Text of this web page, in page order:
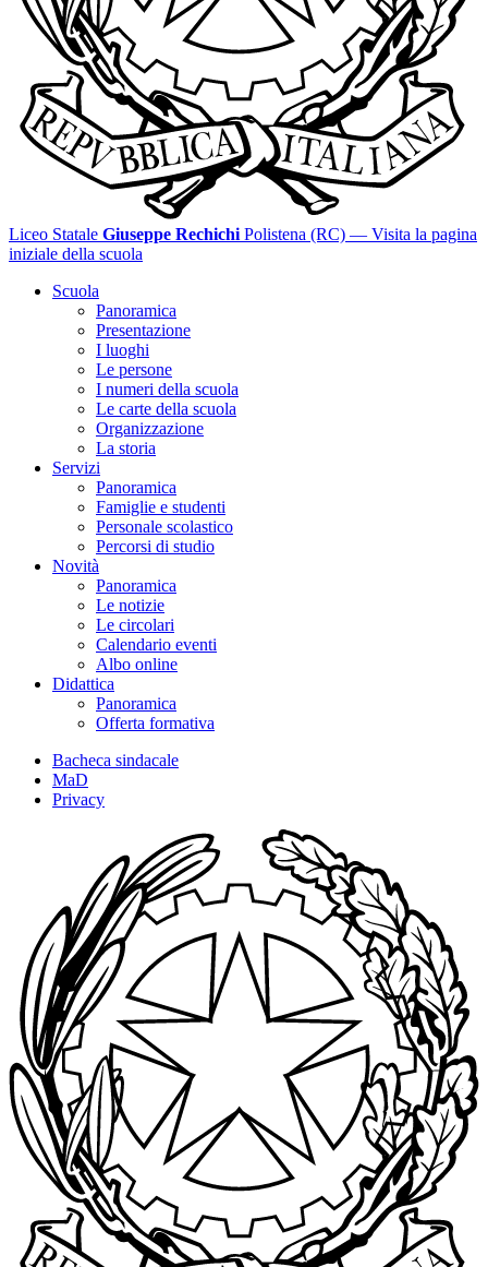
Liceo Statale Giuseppe Rechichi Polistena (RC) — Visita la pagina
iniziale della scuola
Scuola
Panoramica
Presentazione
I luoghi
Le persone
I numeri della scuola
Le carte della scuola
Organizzazione
La storia
Servizi
Panoramica
Famiglie e studenti
Personale scolastico
Percorsi di studio
Novità
Panoramica
Le notizie
Le circolari
Calendario eventi
Albo online
Didattica
Panoramica
Offerta formativa
Bacheca sindacale
MaD
Privacy